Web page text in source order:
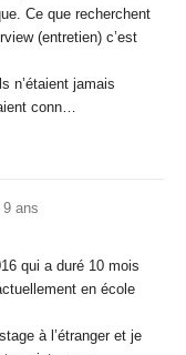
Ce que recherchent
(entretien) c’est
n’étaient jamais
conn…
ans
qui a duré 10 mois
en école
à l’étranger et je